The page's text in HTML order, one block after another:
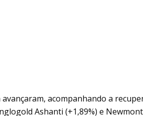
acompanhando a
Ashanti (+1,89%) e